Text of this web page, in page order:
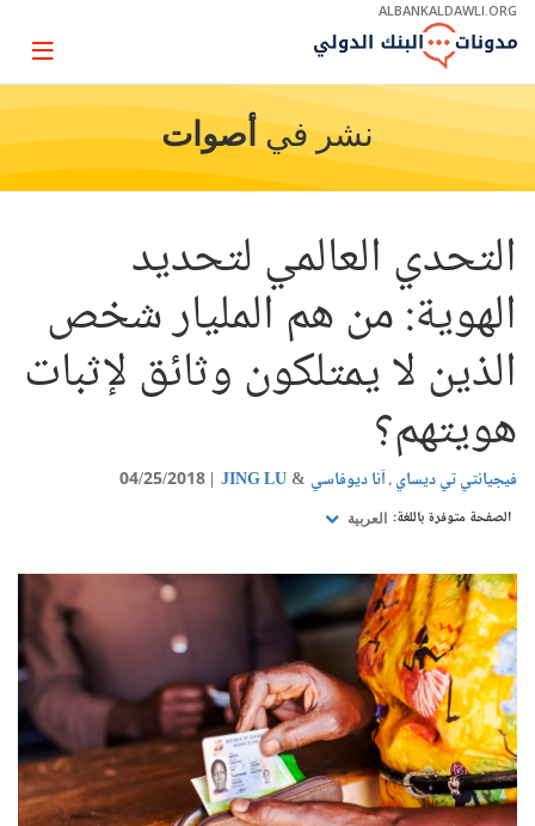
Skip
Main
ALBANKALDAWLI.ORG
Page
نشر في أصوات
التحدي العالمي لتحديد
الهوية: من هم المليار شخص
الذين لا يمتلكون وثائق لإثبات
هويتهم؟
فيجيانتي تي ديساي آنا ديوفاسي JING LU
04/25/2018
الصفحة متوفرة باللغة: العربية